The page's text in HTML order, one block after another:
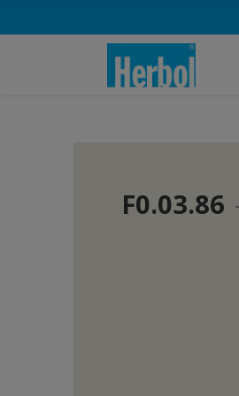
F0.03.86